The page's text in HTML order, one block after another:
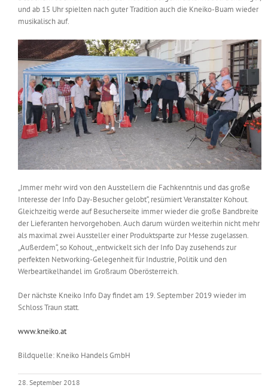
und ab 15 Uhr spielten nach guter Tradition auch die Kneiko-Buam wieder
musikalisch auf.
„Immer mehr wird von den Ausstellern die Fachkenntnis und das große
Interesse der Info Day-Besucher gelobt“, resümiert Veranstalter Kohout.
Gleichzeitig werde auf Besucherseite immer wieder die große Bandbreite
der Lieferanten hervorgehoben. Auch darum würden weiterhin nicht mehr
als maximal zwei Aussteller einer Produktsparte zur Messe zugelassen.
„Außerdem“, so Kohout, „entwickelt sich der Info Day zusehends zur
perfekten Networking-Gelegenheit für Industrie, Politik und den
Werbeartikelhandel im Großraum Oberösterreich.
Der nächste Kneiko Info Day findet am 19. September 2019 wieder im
Schloss Traun statt.
www.kneiko.at
Bildquelle: Kneiko Handels GmbH
28. September 2018